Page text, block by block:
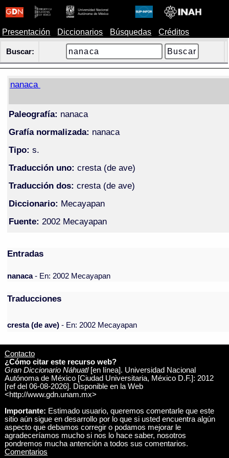
Presentación Diccionarios Búsquedas Créditos
Buscar:
nanaca
Paleografía: nanaca
Grafía normalizada: nanaca
Tipo: s.
Traducción uno: cresta (de ave)
Traducción dos: cresta (de ave)
Diccionario: Mecayapan
Fuente: 2002 Mecayapan
Entradas
nanaca- En: 2002 Mecayapan
Traducciones
cresta (de ave) - En: 2002 Mecayapan
Contacto
¿Cómo citar este recurso web?
Gran Diccionario Náhuatl[en línea]. Universidad Nacional
Autónoma de México [Ciudad Universitaria, México D.F.]: 2012
[ref del 06-08-2026]. Disponible en la Web
<http://www.gdn.unam.mx>
Importante: Estimado usuario, queremos comentarle que este
sitio aún sigue en desarrollo por lo que si usted encuentra algún
aspecto que debamos corregir o podamos mejorar le
agradeceríamos mucho si nos lo hace saber, nosotros
pondremos mucha antención a todos sus comentarios.
Comentarios